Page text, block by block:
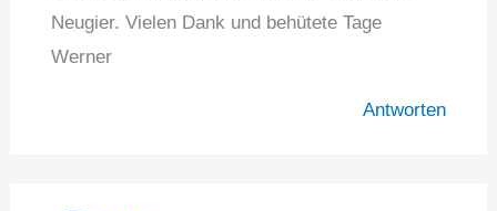
Neugier. Vielen Dank und behütete Tage
Werner
Antworten